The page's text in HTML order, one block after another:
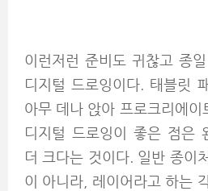
이런저런 준비도 귀찮고 종
디지털 드로잉이다. 태블릿
아무 데나 앉아 프로크리에
디지털 드로잉이 좋은 점은
더 크다는 것이다. 일반 종이
이 아니라, 레이어라고 하는